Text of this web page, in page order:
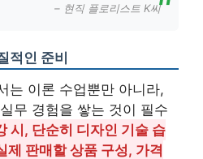
– 현직 플로리스트 K씨
적인 준비
는 이론 수업뿐만 아니라,
무 경험을 쌓는 것이 필수
시, 단순히 디자인 기술 습
제 판매할 상품 구성, 가격